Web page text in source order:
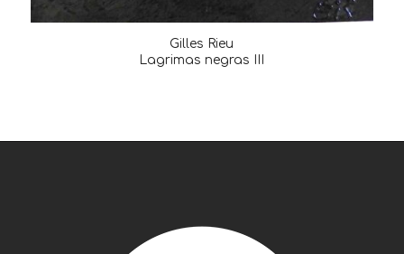
Gilles Rieu
Lagrimas negras III